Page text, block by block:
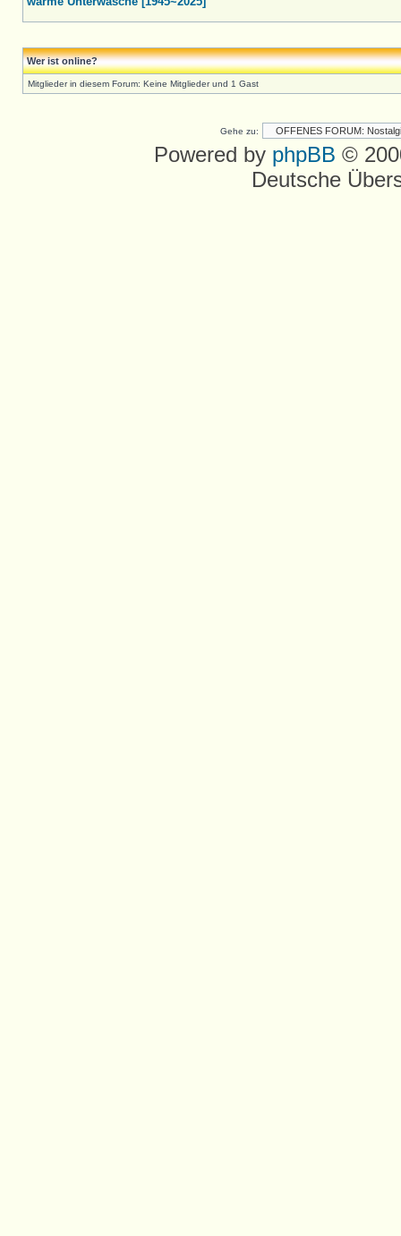
Wer ist online?
Mitglieder in diesem Forum: Keine Mitglieder und 1 Gast
Gehe zu:
Powered by phpBB ©
Deutsche